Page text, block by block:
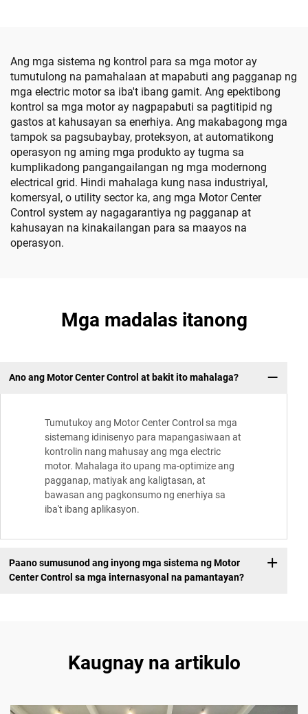
Ang mga sistema ng kontrol para sa mga motor ay
tumutulong na pamahalaan at mapabuti ang pagganap ng
mga electric motor sa iba't ibang gamit. Ang epektibong
kontrol sa mga motor ay nagpapabuti sa pagtitipid ng
gastos at kahusayan sa enerhiya. Ang makabagong mga
tampok sa pagsubaybay, proteksyon, at automatikong
operasyon ng aming mga produkto ay tugma sa
kumplikadong pangangailangan ng mga modernong
electrical grid. Hindi mahalaga kung nasa industriyal,
komersyal, o utility sector ka, ang mga Motor Center
Control system ay nagagarantiya ng pagganap at
kahusayan na kinakailangan para sa maayos na
operasyon.
Mga madalas itanong
Ano ang Motor Center Control at bakit ito mahalaga?
Tumutukoy ang Motor Center Control sa mga
sistemang idinisenyo para mapangasiwaan at
kontrolin nang mahusay ang mga electric
motor. Mahalaga ito upang ma-optimize ang
pagganap, matiyak ang kaligtasan, at
bawasan ang pagkonsumo ng enerhiya sa
iba't ibang aplikasyon.
Paano sumusunod ang inyong mga sistema ng Motor
Center Control sa mga internasyonal na pamantayan?
Kaugnay na artikulo